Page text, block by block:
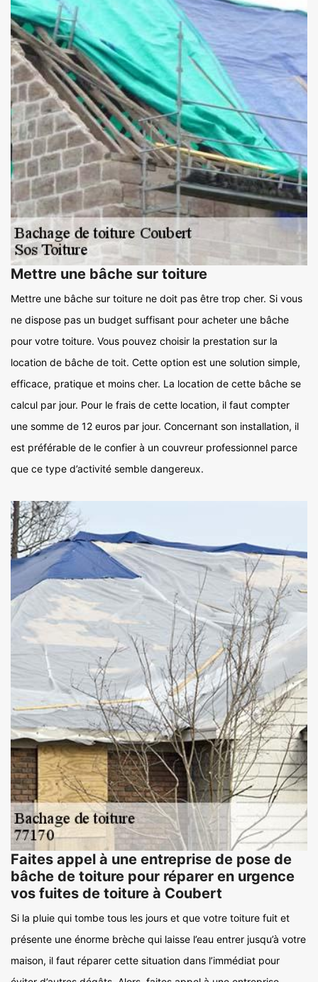
Mettre une bâche sur toiture
Mettre une bâche sur toiture ne doit pas être trop cher. Si vous
ne dispose pas un budget suffisant pour acheter une bâche
pour votre toiture. Vous pouvez choisir la prestation sur la
location de bâche de toit. Cette option est une solution simple,
efficace, pratique et moins cher. La location de cette bâche se
calcul par jour. Pour le frais de cette location, il faut compter
une somme de 12 euros par jour. Concernant son installation, il
est préférable de le confier à un couvreur professionnel parce
que ce type d’activité semble dangereux.
Faites appel à une entreprise de pose de
bâche de toiture pour réparer en urgence
vos fuites de toiture à Coubert
Si la pluie qui tombe tous les jours et que votre toiture fuit et
présente une énorme brèche qui laisse l’eau entrer jusqu’à votre
maison, il faut réparer cette situation dans l’immédiat pour